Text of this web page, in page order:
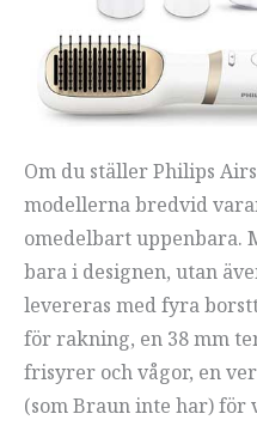
Om du ställer Philips
modellerna bredvid
omedelbart uppenbara.
bara i designen, utan
levereras med fyra
för rakning, en 38 mm
frisyrer och vågor, en
(som Braun inte har) för